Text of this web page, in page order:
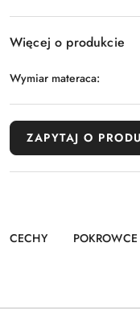
Więcej o produkcie
Wymiar materaca:
ZAPYTAJ O
CECHY POKROWCE